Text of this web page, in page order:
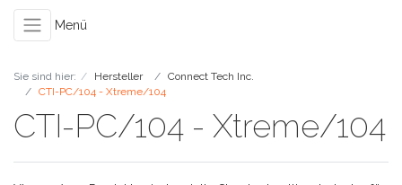
Menü
Sie sind hier: Hersteller
Connect Tech Inc.
CTI-PC/104 - Xtreme/104
CTI-PC/104 - Xtreme/104